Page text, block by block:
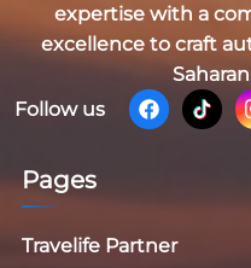
expertise with a
excellence to craft
Follow us
Pages
Travelife Partner